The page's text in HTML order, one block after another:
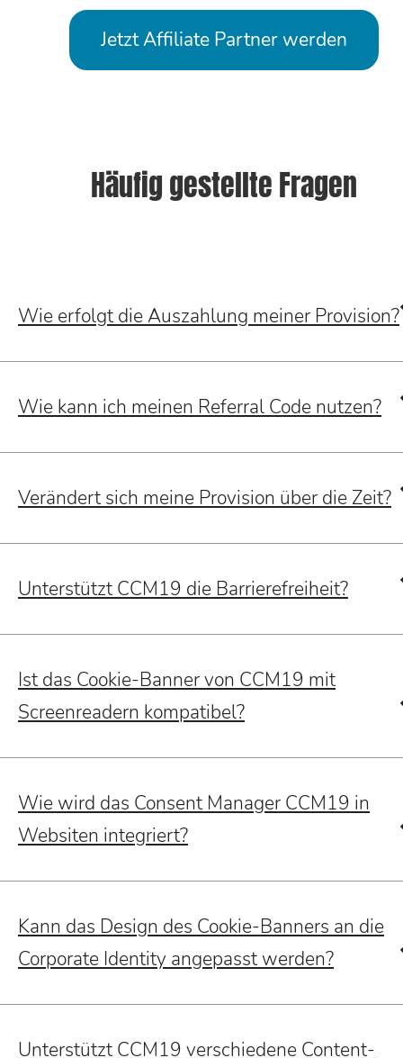
Jetzt Affiliate Partner werden
Häufig gestellte Fragen
Wie erfolgt die Auszahlung meiner Provision?
Wie kann ich meinen Referral Code nutzen?
Verändert sich meine Provision über die Zeit?
Unterstützt CCM19 die Barrierefreiheit?
Ist das Cookie-Banner von CCM19 mit
Screenreadern kompatibel?
Wie wird das Consent Manager CCM19 in
Websiten integriert?
Kann das Design des Cookie-Banners an die
Corporate Identity angepasst werden?
Unterstützt CCM19 verschiedene Content-